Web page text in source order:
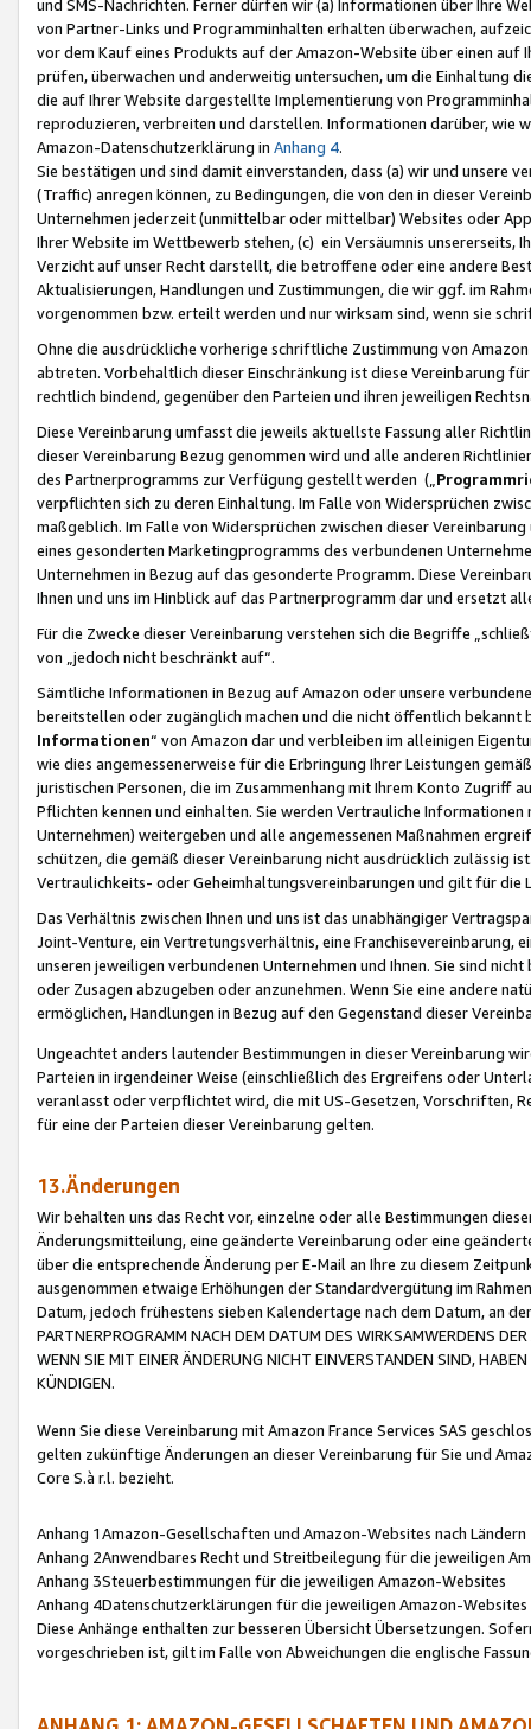
und SMS-Nachrichten. Ferner dürfen wir (a) Informationen über Ihre
von Partner-Links und Programminhalten erhalten überwachen,
vor dem Kauf eines Produkts auf der Amazon-Website über einen
prüfen, überwachen und anderweitig untersuchen, um die Einhaltung
die auf Ihrer Website dargestellte Implementierung von
reproduzieren, verbreiten und darstellen. Informationen darüber, wie
Amazon-Datenschutzerklärung in Anhang 4.
Sie bestätigen und sind damit einverstanden, dass (a) wir und
(Traffic) anregen können, zu Bedingungen, die von den in dieser
Unternehmen jederzeit (unmittelbar oder mittelbar) Websites oder
Ihrer Website im Wettbewerb stehen, (c) ein Versäumnis unsererseits,
Verzicht auf unser Recht darstellt, die betroffene oder eine andere
Aktualisierungen, Handlungen und Zustimmungen, die wir ggf. im
vorgenommen bzw. erteilt werden und nur wirksam sind, wenn sie
Ohne die ausdrückliche vorherige schriftliche Zustimmung von
abtreten. Vorbehaltlich dieser Einschränkung ist diese Vereinbarung
rechtlich bindend, gegenüber den Parteien und ihren jeweiligen
Diese Vereinbarung umfasst die jeweils aktuellste Fassung aller
dieser Vereinbarung Bezug genommen wird und alle anderen
des Partnerprogramms zur Verfügung gestellt werden („
verpflichten sich zu deren Einhaltung. Im Falle von Widersprüchen
maßgeblich. Im Falle von Widersprüchen zwischen dieser
eines gesonderten Marketingprogramms des verbundenen
Unternehmen in Bezug auf das gesonderte Programm. Diese
Ihnen und uns im Hinblick auf das Partnerprogramm dar und ersetzt
Für die Zwecke dieser Vereinbarung verstehen sich die Begriffe
von „jedoch nicht beschränkt auf“.
Sämtliche Informationen in Bezug auf Amazon oder unsere
bereitstellen oder zugänglich machen und die nicht öffentlich
Informationen“ von Amazon dar und verbleiben im alleinigen
wie dies angemessenerweise für die Erbringung Ihrer Leistungen
juristischen Personen, die im Zusammenhang mit Ihrem Konto
Pflichten kennen und einhalten. Sie werden Vertrauliche
Unternehmen) weitergeben und alle angemessenen Maßnahmen
schützen, die gemäß dieser Vereinbarung nicht ausdrücklich zulässig
Vertraulichkeits- oder Geheimhaltungsvereinbarungen und gilt für die
Das Verhältnis zwischen Ihnen und uns ist das unabhängiger
Joint-Venture, ein Vertretungsverhältnis, eine Franchisevereinbarung,
unseren jeweiligen verbundenen Unternehmen und Ihnen. Sie sind
oder Zusagen abzugeben oder anzunehmen. Wenn Sie eine andere
ermöglichen, Handlungen in Bezug auf den Gegenstand dieser
Ungeachtet anders lautender Bestimmungen in dieser Vereinbarung
Parteien in irgendeiner Weise (einschließlich des Ergreifens oder
veranlasst oder verpflichtet wird, die mit US-Gesetzen, Vorschriften,
für eine der Parteien dieser Vereinbarung gelten.
13.Änderungen
Wir behalten uns das Recht vor, einzelne oder alle Bestimmungen
Änderungsmitteilung, eine geänderte Vereinbarung oder eine
über die entsprechende Änderung per E-Mail an Ihre zu diesem
ausgenommen etwaige Erhöhungen der Standardvergütung im
Datum, jedoch frühestens sieben Kalendertage nach dem Datum, an
PARTNERPROGRAMM NACH DEM DATUM DES WIRKSAMWERDENS
WENN SIE MIT EINER ÄNDERUNG NICHT EINVERSTANDEN SIND,
KÜNDIGEN.
Wenn Sie diese Vereinbarung mit Amazon France Services SAS
gelten zukünftige Änderungen an dieser Vereinbarung für Sie und
Core S.à r.l. bezieht.
Anhang 1Amazon-Gesellschaften und Amazon-Websites nach Ländern
Anhang 2Anwendbares Recht und Streitbeilegung für die jeweiligen
Anhang 3Steuerbestimmungen für die jeweiligen Amazon-Websites
Anhang 4Datenschutzerklärungen für die jeweiligen Amazon-Websites
Diese Anhänge enthalten zur besseren Übersicht Übersetzungen.
vorgeschrieben ist, gilt im Falle von Abweichungen die englische